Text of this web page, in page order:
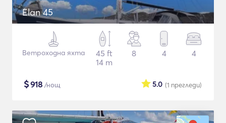
Elan 45
Ветроходна яхта
45 ft
14 m
8 4 4
$918 /нощ (1 прегледи)
5.0